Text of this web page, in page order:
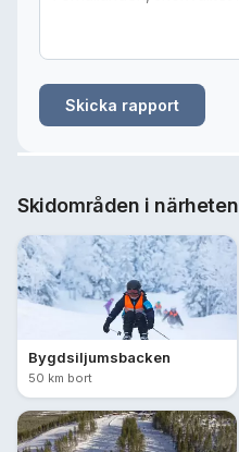
Skicka rapport
Skidområden i närheten
Bygdsiljumsbacken
50 km bort